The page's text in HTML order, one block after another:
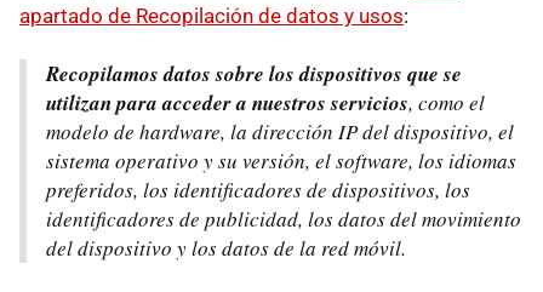
apartado de Recopilación de datos y usos:
Recopilamos datos sobre los dispositivos que se
utilizan para acceder a nuestros servicios, como el
modelo de hardware, la dirección IP del dispositivo, el
sistema operativo y su versión, el software, los idiomas
preferidos, los identificadores de dispositivos, los
identificadores de publicidad, los datos del movimiento
del dispositivo y los datos de la red móvil.